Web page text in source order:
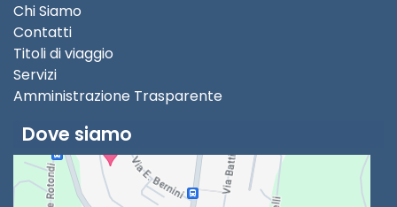
Chi Siamo
Contatti
Titoli di viaggio
Servizi
Amministrazione Trasparente
Dove siamo